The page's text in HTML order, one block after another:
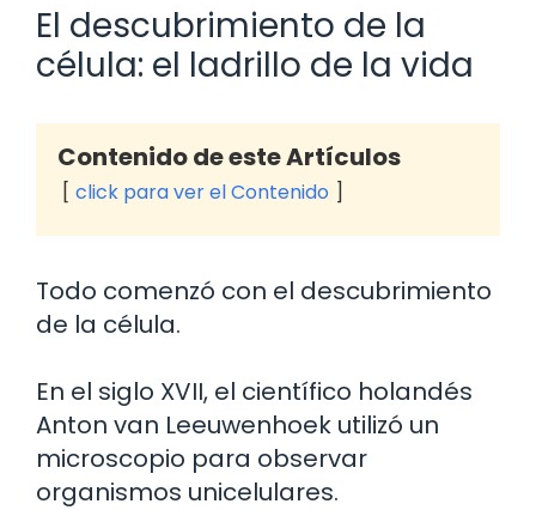
El descubrimiento de la
célula: el ladrillo de la vida
Contenido de este Artículos
click para ver el Contenido
Todo comenzó con el descubrimiento
de la célula.
En el siglo XVII, el científico holandés
Anton van Leeuwenhoek utilizó un
microscopio para observar
organismos unicelulares.